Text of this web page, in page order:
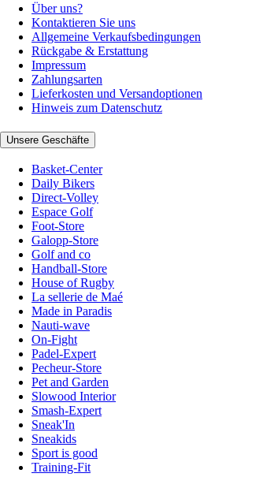
Über uns?
Kontaktieren Sie uns
Allgemeine Verkaufsbedingungen
Rückgabe & Erstattung
Impressum
Zahlungsarten
Lieferkosten und Versandoptionen
Hinweis zum Datenschutz
Unsere Geschäfte
Basket-Center
Daily Bikers
Direct-Volley
Espace Golf
Foot-Store
Galopp-Store
Golf and co
Handball-Store
House of Rugby
La sellerie de Maé
Made in Paradis
Nauti-wave
On-Fight
Padel-Expert
Pecheur-Store
Pet and Garden
Slowood Interior
Smash-Expert
Sneak'In
Sneakids
Sport is good
Training-Fit